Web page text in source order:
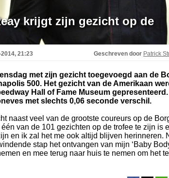
krijgt zijn gezicht op de
21:23 Geschreven door Patrick
met zijn gezicht toegevoegd aan de
500. Het gezicht van de Amerikaan
Hall of Fame Museum gepresenteerd.
met slechts 0,06 seconde verschil.
naast veel van de grootste coureurs op de
van de 101 gezichten op de trofee te zijn is
en ik zal het me ook altijd blijven herinneren.
stap het ontvangen van mijn ‘Baby
en mee terug naar huis te nemen om het te